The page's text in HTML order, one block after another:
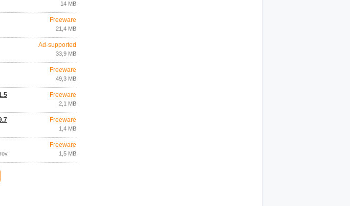
14 MB
Freeware
21,4 MB
Ad-supported
33,9 MB
Freeware
49,3 MB
Freeware
2,1 MB
Freeware
1,4 MB
Freeware
1,5 MB